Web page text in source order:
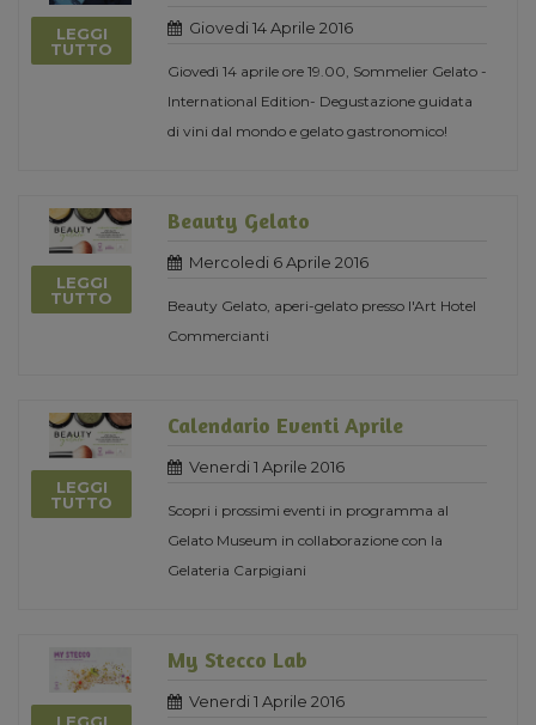
LEGGI
TUTTO
Giovedi 14 Aprile 2016
Giovedì 14 aprile ore 19.00, Sommelier Gelato -
International Edition- Degustazione guidata
di vini dal mondo e gelato gastronomico!
LEGGI
TUTTO
Beauty Gelato
Mercoledi 6 Aprile 2016
Beauty Gelato, aperi-gelato presso l'Art Hotel
Commercianti
LEGGI
TUTTO
Calendario Eventi Aprile
Venerdi 1 Aprile 2016
Scopri i prossimi eventi in programma al
Gelato Museum in collaborazione con la
Gelateria Carpigiani
My Stecco Lab
Venerdi 1 Aprile 2016